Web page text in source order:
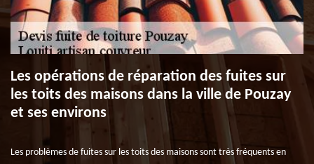
Les opérations de réparation des fuites sur
les toits des maisons dans la ville de Pouzay
et ses environs
Les problèmes de fuites sur les toits des maisons sont très fréquents en